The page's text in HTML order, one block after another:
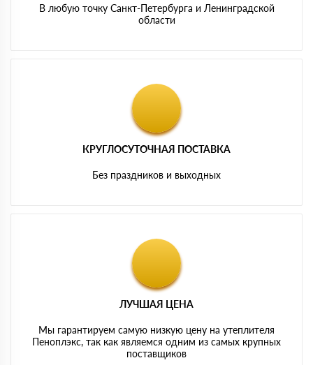
В любую точку Санкт-Петербурга и Ленинградской
области
КРУГЛОСУТОЧНАЯ ПОСТАВКА
Без праздников и выходных
ЛУЧШАЯ ЦЕНА
Мы гарантируем самую низкую цену на утеплителя
Пеноплэкс, так как являемся одним из самых крупных
поставщиков